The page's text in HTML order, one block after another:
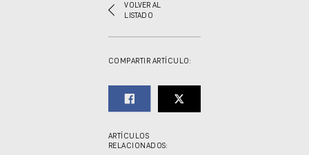
VOLVER AL
LISTADO
COMPARTIR ARTÍCULO:
ARTÍCULOS
RELACIONADOS: